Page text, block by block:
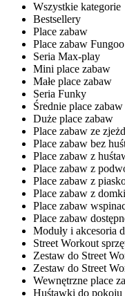
Wszystkie kategorie
Bestsellery
Place zabaw
Place zabaw Fungoo
Seria Max-play
Mini place zabaw
Małe place zabaw
Seria Funky
Średnie place zabaw
Duże place zabaw
Place zabaw ze
Place zabaw bez
Place zabaw z
Place zabaw z
Place zabaw z
Place zabaw z
Place zabaw
Place zabaw
Moduły i akcesoria
Street Workout
Zestaw do Street
Zestaw do Street
Wewnętrzne place
Huśtawki do pokoju